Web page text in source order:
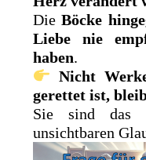
DieBöcke
Liebe nie
haben.
Nicht
gerettet ist,
Sie sind das
unsichtbaren